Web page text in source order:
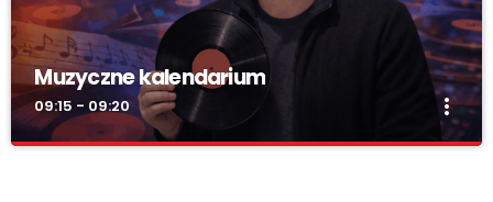
Muzyczne kalendarium
09:15 - 09:20 more_vert